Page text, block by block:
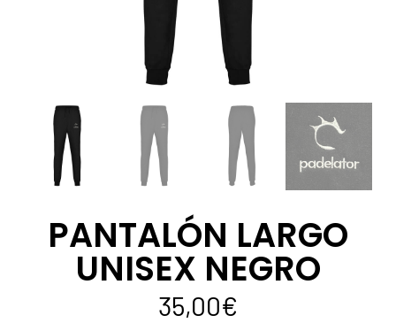
PANTALÓN LARGO
UNISEX NEGRO
35,00€